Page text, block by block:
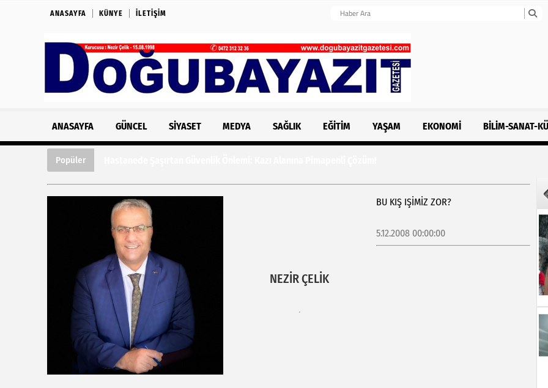
ANASAYFA KÜNYE İLETIŞIM
ANASAYFA GÜNCEL SIYASET MEDYA SAĞLIK EĞITIM YAŞAM EKONOMI BILIM-SANAT-
Popüler
NEZİR ÇELİK
BU KIŞ IŞIMIZ ZOR?
5.12.2008 00:00:00